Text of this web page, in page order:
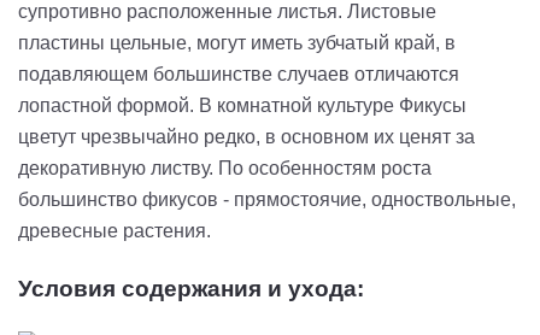
супротивно расположенные листья. Листовые
пластины цельные, могут иметь зубчатый край, в
подавляющем большинстве случаев отличаются
лопастной формой. В комнатной культуре Фикусы
цветут чрезвычайно редко, в основном их ценят за
декоративную листву. По особенностям роста
большинство фикусов - прямостоячие, одноствольные,
древесные растения.
Условия содержания и ухода: